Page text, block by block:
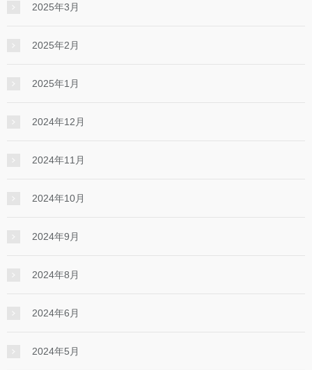
2025年3月
2025年2月
2025年1月
2024年12月
2024年11月
2024年10月
2024年9月
2024年8月
2024年6月
2024年5月